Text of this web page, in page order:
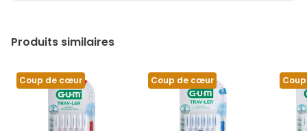
Produits similaires
Coup de cœur Coup de cœur